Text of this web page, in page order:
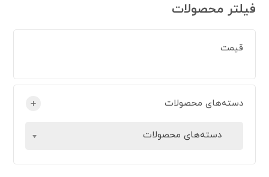
فیلتر محصولات
قیمت
دسته‌های محصولات +
دسته‌های محصولات